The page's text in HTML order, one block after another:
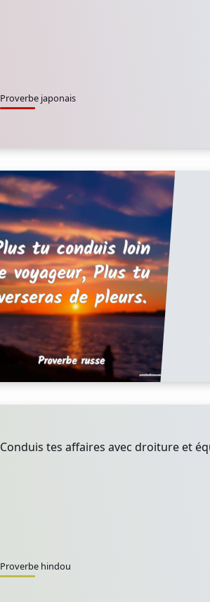
Proverbe japonais
Conduis tes affaires avec droiture et
Proverbe hindou